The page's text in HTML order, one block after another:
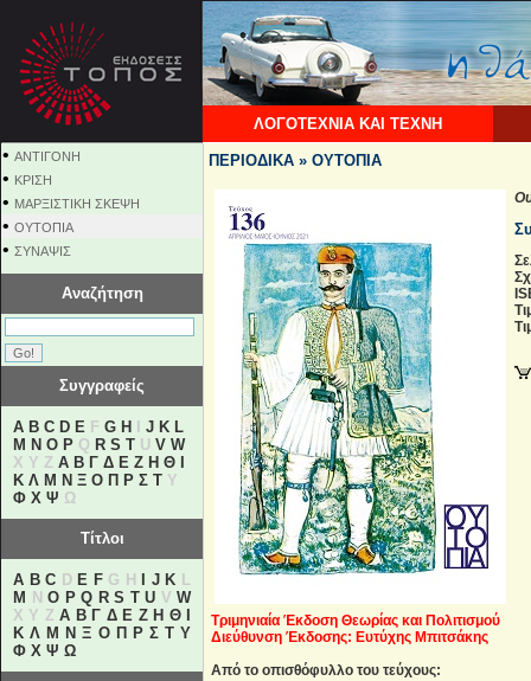
ΛΟΓΟΤΕΧΝΙΑ ΚΑΙ ΤΕΧΝΗ
• ΑΝΤΙΓΟΝΗ
• ΚΡΙΣΗ
• ΜΑΡΞΙΣΤΙΚΗ ΣΚΕΨΗ
• ΟΥΤΟΠΙΑ
• ΣΥΝΑΨΙΣ
Αναζήτηση
Συγγραφείς
A B C D E F G H J K L
M N O P Q R S T U V W
X Y Z Α Β Γ Δ Ε Ζ Η Θ
Κ Λ Μ Ν Ξ Ο Π Ρ Σ Τ Υ
Φ Χ Ψ Ω
Τίτλοι
A B C D E FG H J K L
M
N O P Q R S T U V W
X Y ZΑ Β Γ Δ Ε Ζ Η Θ
Κ Λ Μ Ν Ξ Ο Π Ρ Σ Τ Υ
Φ Χ Ψ Ω
ΠΕΡΙΟΔΙΚΑ » ΟΥΤΟΠΙΑ
Τριμηνιαία Έκδοση Θεωρίας και Πολιτισμού
Διεύθυνση Έκδοσης: Ευτύχης Μπιτσάκης
Από το οπισθόφυλλο του τεύχους: